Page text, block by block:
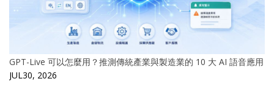
GPT-Live 可以怎麼用？推測傳統產業與製造業的 10 大 AI 語音應用
JUL30, 2026